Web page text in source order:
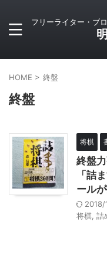
フリーライター・ブ
HOME > 終盤
終盤
将棋
終盤
「詰
ール
将棋 詰